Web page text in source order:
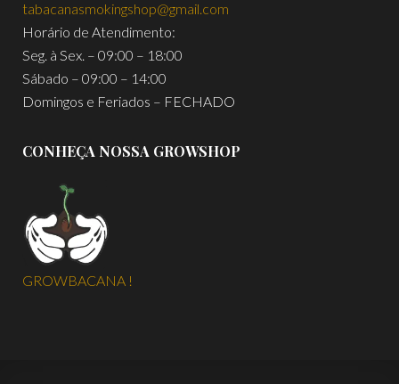
tabacanasmokingshop@gmail.com
Horário de Atendimento:
Seg. à Sex. – 09:00 – 18:00
Sábado – 09:00 – 14:00
Domingos e Feriados – FECHADO
CONHEÇA NOSSA GROWSHOP
GROWBACANA !